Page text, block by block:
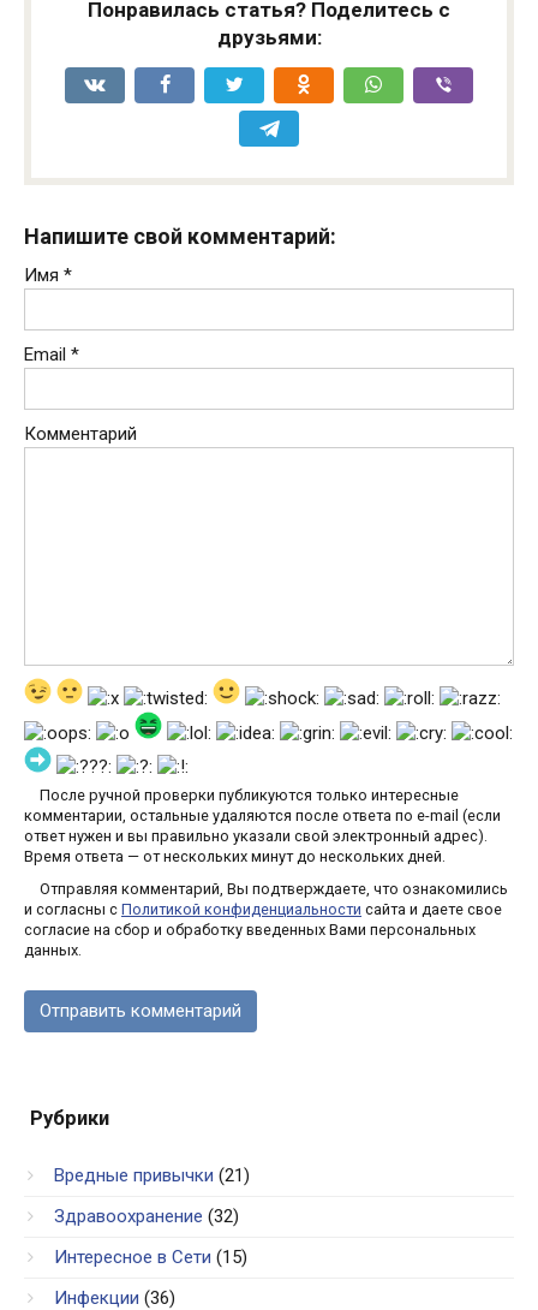
Понравилась статья? Поделитесь с
друзьями:
Напишите свой комментарий:
Имя *
Email *
Комментарий
После ручной проверки публикуются только интересные
комментарии, остальные удаляются после ответа по e-mail (если
ответ нужен и вы правильно указали свой электронный адрес).
Время ответа — от нескольких минут до нескольких дней.
Отправляя комментарий, Вы подтверждаете, что ознакомились
и согласны с Политикой конфиденциальности сайта и даете свое
согласие на сбор и обработку введенных Вами персональных
данных.
Рубрики
Вредные привычки (21)
Здравоохранение (32)
Интересное в Сети (15)
Инфекции (36)